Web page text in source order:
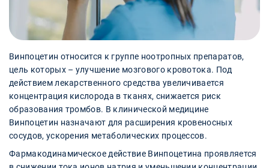
Винпоцетин относится к группе ноотропных препаратов,
цель которых – улучшение мозгового кровотока. Под
действием лекарственного средства увеличивается
концентрация кислорода в тканях, снижается риск
образования тромбов. В клинической медицине
Винпоцетин назначают для расширения кровеносных
сосудов, ускорения метаболических процессов.
Фармакодинамическое действие Винпоцетина проявляется